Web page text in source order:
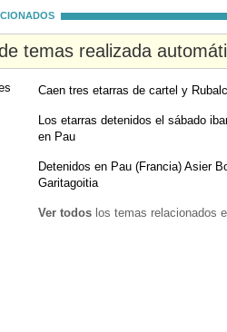
temas realizada
Caen tres etarras de cartel y
Los etarras detenidos el sábado
en Pau
Detenidos en Pau (Francia) Asier
Garitagoitia
Ver todos los temas relacionados